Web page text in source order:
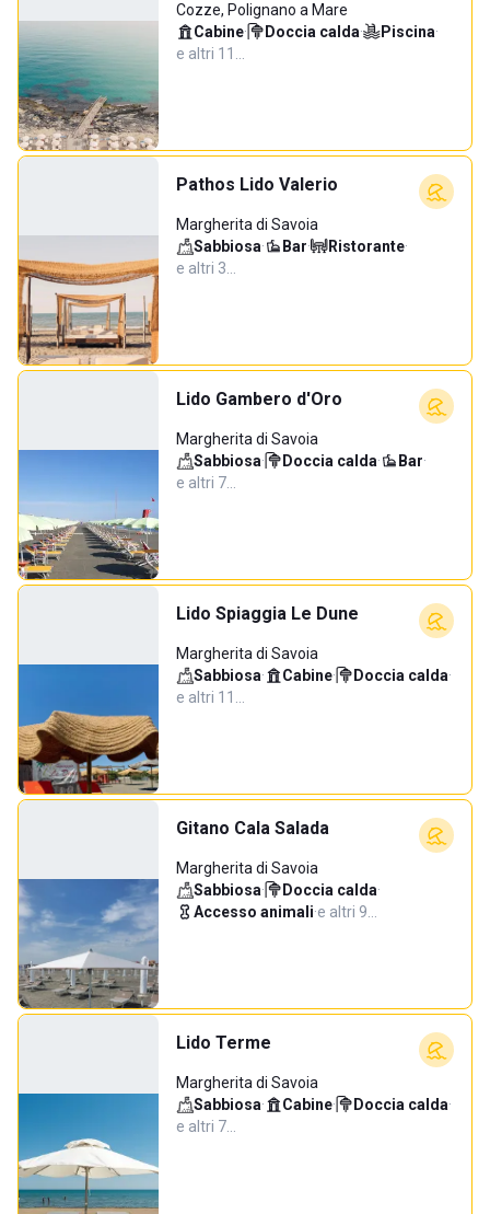
Cozze, Polignano a Mare
Cabine· Doccia calda· Piscina·
e altri 11…
Pathos Lido Valerio
Margherita di Savoia
Sabbiosa· Bar· Ristorante·
e altri 3…
Lido Gambero d'Oro
Margherita di Savoia
Sabbiosa· Doccia calda· Bar·
e altri 7…
Lido Spiaggia Le Dune
Margherita di Savoia
Sabbiosa· Cabine· Doccia calda·
e altri 11…
Gitano Cala Salada
Margherita di Savoia
Sabbiosa· Doccia calda·
Accesso animali·e altri 9…
Lido Terme
Margherita di Savoia
Sabbiosa· Cabine· Doccia calda·
e altri 7…